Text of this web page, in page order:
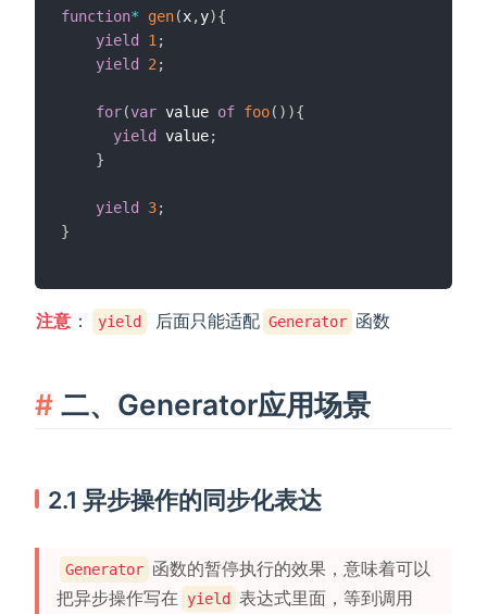
function* gen(x,y){
yield
1;
yield
2;
for(var value of foo( ) ){
yield
value;
}
yield 3;
}
注意 ： yield 后面只能适配 Generator 函数
二、Generator应用场景
2.1 异步操作的同步化表达
Generator 函数的暂停执行的效果，意味着可以
把异步操作写在
yield 表达式里面，等到调用